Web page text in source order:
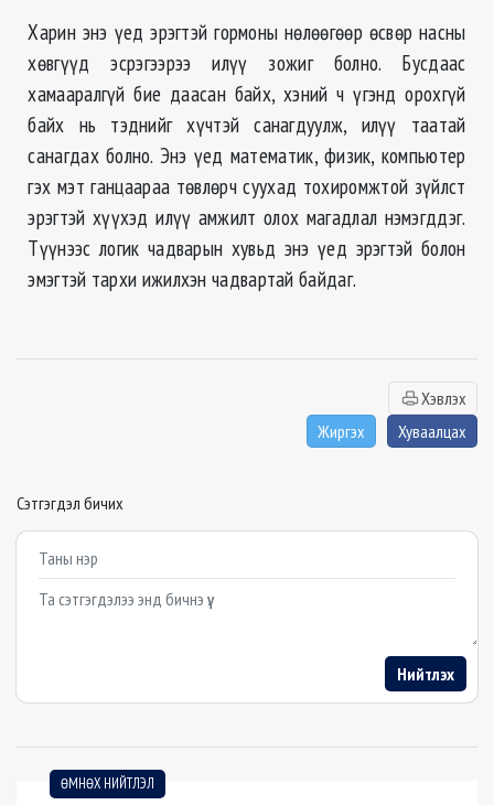
Харин энэ үед эрэгтэй гормоны нѳлѳѳгѳѳр ѳсвѳр насны
хѳвгүүд эсрэгээрээ илүү зожиг болно. Бусдаас
хамааралгүй бие даасан байх, хэний ч үгэнд орохгүй
байх нь тэднийг хүчтэй санагдуулж, илүү таатай
санагдах болно. Энэ үед математик, физик, компьютер
гэх мэт ганцаараа тѳвлѳрч суухад тохиромжтой зүйлст
эрэгтэй хүүхэд илүү амжилт олох магадлал нэмэгддэг.
Түүнээс логик чадварын хувьд энэ үед эрэгтэй болон
эмэгтэй тархи ижилхэн чадвартай байдаг.
Хэвлэх
Жиргэх
Хуваалцах
Сэтгэгдэл бичих
Example textarea
Нийтлэх
ӨМНӨХ НИЙТЛЭЛ